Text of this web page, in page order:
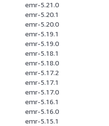
emr-5.21.0
emr-5.20.1
emr-5.20.0
emr-5.19.1
emr-5.19.0
emr-5.18.1
emr-5.18.0
emr-5.17.2
emr-5.17.1
emr-5.17.0
emr-5.16.1
emr-5.16.0
emr-5.15.1